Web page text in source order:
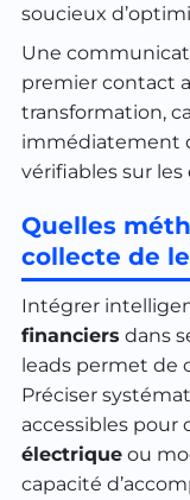
soucieux
Une
premier contact
transformation,
immédiatement
vérifiables sur
Quelles
collecte de
Intégrer
financiers dans
leads permet de
Préciser
accessibles pour
électriqueou
capacité